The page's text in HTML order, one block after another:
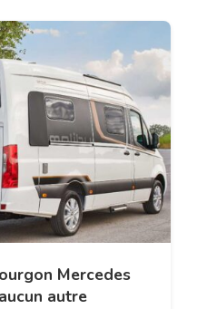
Mercedes
autre